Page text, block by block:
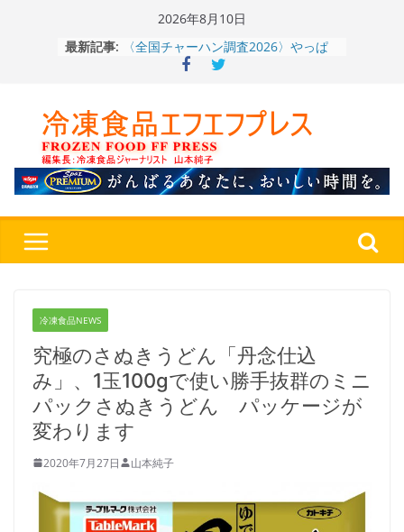
2026年8月10日
最新記事:
りお米メニュー人気1位はチャーハン
～ニチレイフーズ調べ
から新ブランド『ニップン、彩りごは
ん。』～”おいしさ”をアピール
餃子キャラ”ぎょざ・ぎょざお”POPUP
ストアで作者にご挨拶、新作”れいと
うこ～こ～”を知る
「CHEESE WONDER」5周年～夏に限
定さわやかフレーバー「CHEESE
県）：冷食番長タケムラダイ 〜ご当
冷凍食品NEWS
究極のさぬきうどん「丹念仕込
み」、1玉100gで使い勝手抜群のミニ
パックさぬきうどん パッケージが
変わります
2020年7月27日 山本純子